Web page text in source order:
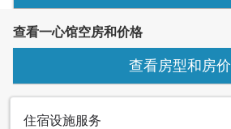
查看一心馆空房和价格
查看房型和房价
住宿设施服务